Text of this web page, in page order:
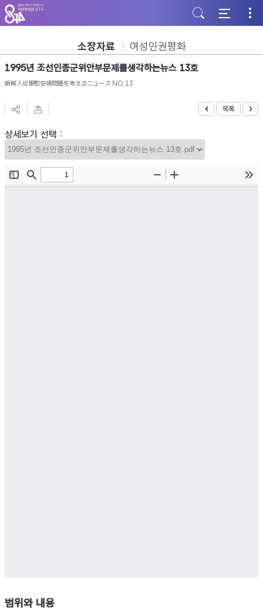
주
메
뉴
가
기
본
문
바
기
하
단
바
기
소장자료 여성인권평화
1995년 조선인종군위안부문제를생각하는뉴스 13호
朝鮮人従軍慰安婦問題を考えるニュース NO.13
목록
상세보기 선택 :
범위와 내용